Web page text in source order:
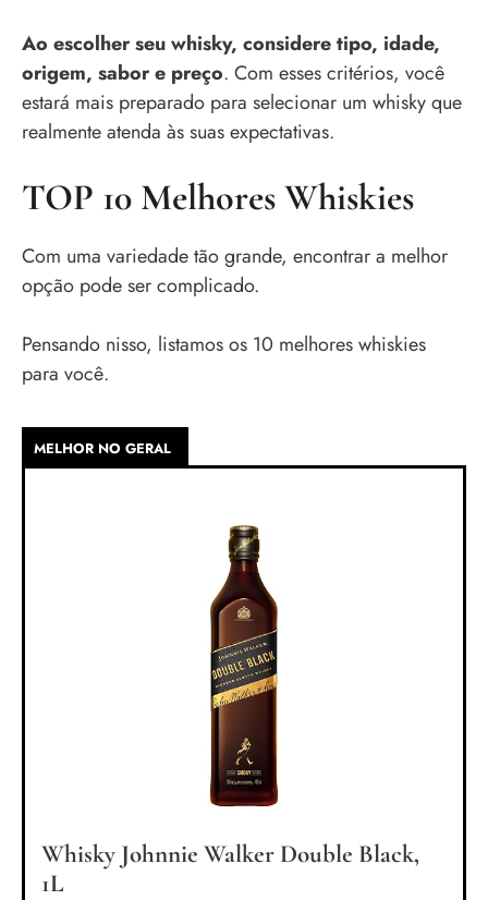
Ao escolher seu whisky, considere tipo, idade,
origem, sabor e preço. Com esses critérios, você
estará mais preparado para selecionar um whisky que
realmente atenda às suas expectativas.
TOP 10 Melhores Whiskies
Com uma variedade tão grande, encontrar a melhor
opção pode ser complicado.
Pensando nisso, listamos os 10 melhores whiskies
para você.
MELHOR NO GERAL
Whisky Johnnie Walker Double Black,
1L